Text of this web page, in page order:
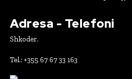
Adresa - Telefoni
Shkoder.
Tel.: +355 67 67 33 163